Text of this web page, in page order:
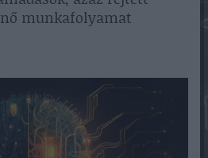
munkafolyamat